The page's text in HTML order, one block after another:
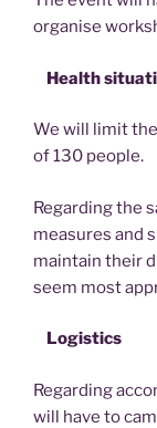
organise
Health
We will limit
of 130 people.
Regarding the
measures and
maintain their
seem most
Logistics
Regarding
will have to